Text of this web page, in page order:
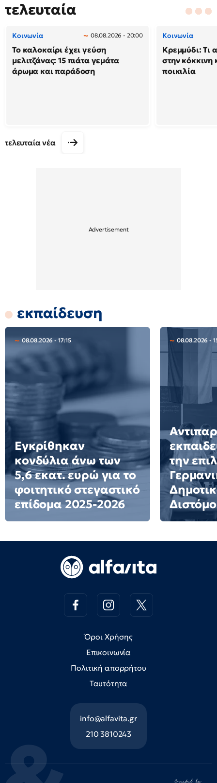
τελευταία
Κοινωνία 08.08.2026 - 20:00
Το καλοκαίρι έχει γεύση
μελιτζάνας: 15 πιάτα γεμάτα
άρωμα και παράδοση
Κοινωνία
Κρεμμύδι: Τι
στην κόκκινη
ποικιλία
τελευταία νέα
εκπαίδευση
08.08.2026 - 17:15
Εγκρίθηκαν
κονδύλια άνω των
5,6 εκατ. ευρώ για το
φοιτητικό στεγαστικό
επίδομα 2025-2026
08.08.2026 -
την
Όροι Χρήσης
Επικοινωνία
Πολιτική απορρήτου
Ταυτότητα
info@alfavita.gr
210 3810243